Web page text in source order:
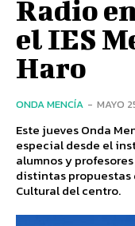
Radio
el IES
Haro
ONDA MENCÍA - MAYO
Este jueves Onda
especial desde el
alumnos y
distintas propuestas
Cultural del centro.